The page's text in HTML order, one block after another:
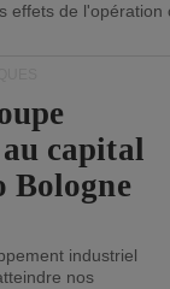
effets de
capital
industriel
nos